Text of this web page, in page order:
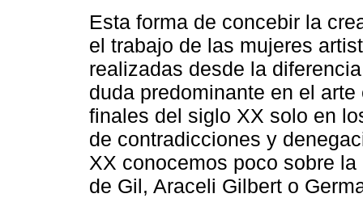
Esta forma de concebir la
el trabajo de las mujeres
realizadas desde la
duda predominante en el
finales del siglo XX solo en
de contradicciones y
XX conocemos poco sobre
de Gil, Araceli Gilbert o